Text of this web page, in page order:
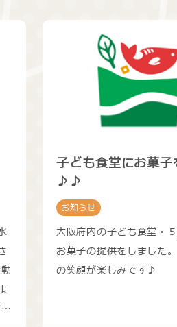
子ども食堂にお菓子
♪♪
お知らせ
大阪府内の子ども食堂・
お菓子の提供をしました
の笑顔が楽しみです♪